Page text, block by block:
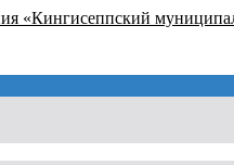
«Кингисеппский